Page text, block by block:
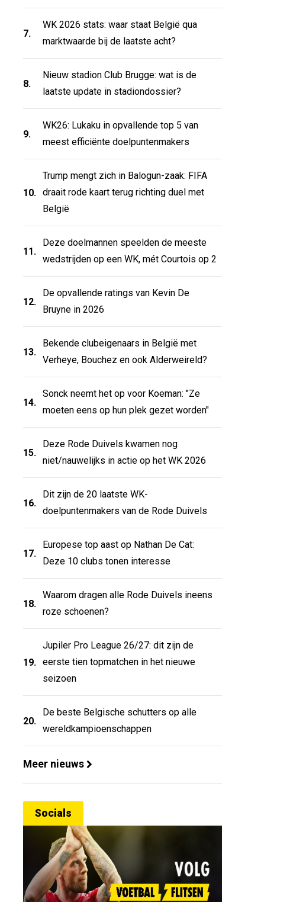
7.
WK 2026 stats: waar staat België qua
marktwaarde bij de laatste acht?
8.
Nieuw stadion Club Brugge: wat is de
laatste update in stadiondossier?
9.
WK26: Lukaku in opvallende top 5 van
meest efficiënte doelpuntenmakers
10.
Trump mengt zich in Balogun-zaak: FIFA
draait rode kaart terug richting duel met
België
11.
Deze doelmannen speelden de meeste
wedstrijden op een WK, mét Courtois op 2
12.
De opvallende ratings van Kevin De
Bruyne in 2026
13.
Bekende clubeigenaars in België met
Verheye, Bouchez en ook Alderweireld?
14.
Sonck neemt het op voor Koeman: "Ze
moeten eens op hun plek gezet worden"
15.
Deze Rode Duivels kwamen nog
niet/nauwelijks in actie op het WK 2026
16.
Dit zijn de 20 laatste WK-
doelpuntenmakers van de Rode Duivels
17.
Europese top aast op Nathan De Cat:
Deze 10 clubs tonen interesse
18.
Waarom dragen alle Rode Duivels ineens
roze schoenen?
19.
Jupiler Pro League 26/27: dit zijn de
eerste tien topmatchen in het nieuwe
seizoen
20.
De beste Belgische schutters op alle
wereldkampioenschappen
Meer nieuws
Socials